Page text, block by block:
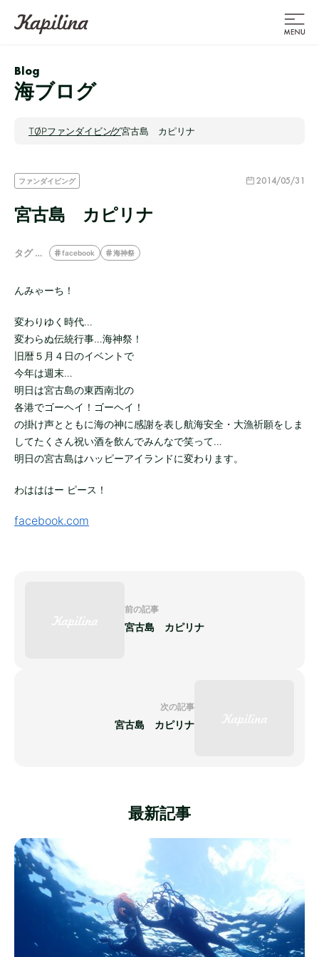
Blog
海ブログ
TOPファンダイビング宮古島 カピリナ
ファンダイビング 2014/05/31
宮古島 カピリナ
タグ … facebook 海神祭
んみゃーち！
変わりゆく時代…
変わらぬ伝統行事…海神祭！
旧暦５月４日のイベントで
今年は週末…
明日は宮古島の東西南北の
各港でゴーヘイ！ゴーヘイ！
の掛け声とともに海の神に感謝を表し航海安全・大漁祈願をしま
してたくさん祝い酒を飲んでみんなで笑って…
明日の宮古島はハッピーアイランドに変わります。
わはははー ピース！
facebook.com
前の記事
宮古島 カピリナ
次の記事
宮古島 カピリナ
最新記事